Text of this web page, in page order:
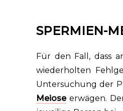
SPERMIEN-
Für den Fall, dass
wiederholten
Untersuchung der
Meioseerwägen.